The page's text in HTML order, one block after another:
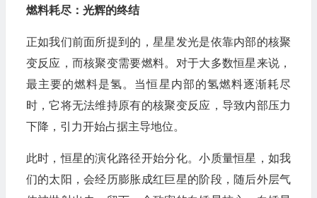
燃料耗尽：光辉的终结
正如我们前面所提到的，星星发光是依靠内部的核聚
变反应，而核聚变需要燃料。对于大多数恒星来说，
最主要的燃料是氢。当恒星内部的氢燃料逐渐耗尽
时，它将无法维持原有的核聚变反应，导致内部压力
下降，引力开始占据主导地位。
此时，恒星的演化路径开始分化。小质量恒星，如我
们的太阳，会经历膨胀成红巨星的阶段，随后外层气